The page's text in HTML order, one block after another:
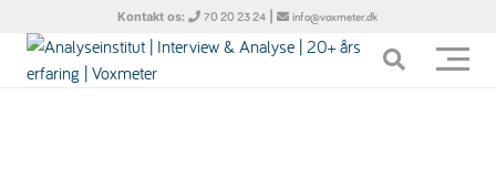
Kontakt os: 70 20 23 24 | info@voxmeter.dk